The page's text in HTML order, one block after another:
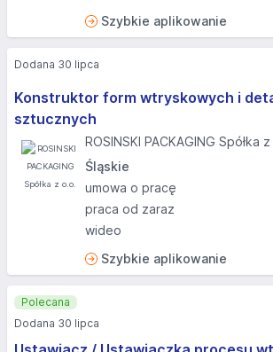
Szybkie aplikowanie
Konstruktor form wtryskowych i
sztucznych
ROSINSKI PACKAGING Spółka
Śląskie
umowa o pracę
praca od zaraz
wideo
Szybkie aplikowanie
Dodana 30 lipca
Polecana
Dodana 30 lipca